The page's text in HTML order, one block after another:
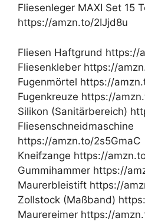
Fliesenleger MAXI Set 15
https://amzn.to/2IJjd8u
Fliesen Haftgrund https://
Fliesenkleber https://
Fugenmörtel https://
Fugenkreuze https://
Silikon (Sanitärbereich)
Fliesenschneidmaschine
https://amzn.to/2s5GmaC
Kneifzange https://
Gummihammer https://
Maurerbleistift https://
Zollstock (Maßband)
Maurereimer https://